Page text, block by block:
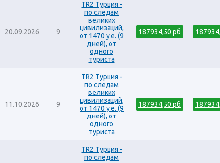
20.09.2026 9
TR2 Турция -
по следам
великих
цивилизаций,
от 1470 у.е. (9
дней), от
одного
туриста
187934,50 рб
11.10.2026 9
TR2 Турция -
по следам
великих
цивилизаций,
от 1470 у.е. (9
дней), от
одного
туриста
187934,50 рб
TR2 Турция -
по следам